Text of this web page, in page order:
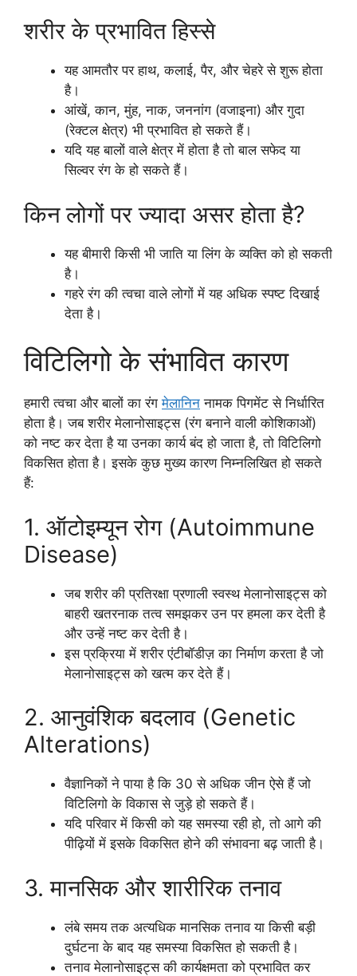
शरीर के प्रभावित हिस्से
यह आमतौर पर हाथ, कलाई, पैर, और चेहरे से शुरू होता
है।
आंखें, कान, मुंह, नाक, जननांग (वजाइना) और गुदा
(रेक्टल क्षेत्र) भी प्रभावित हो सकते हैं।
यदि यह बालों वाले क्षेत्र में होता है तो बाल सफेद या
सिल्वर रंग के हो सकते हैं।
किन लोगों पर ज्यादा असर होता है?
यह बीमारी किसी भी जाति या लिंग के व्यक्ति को हो सकती
है।
गहरे रंग की त्वचा वाले लोगों में यह अधिक स्पष्ट दिखाई
देता है।
विटिलिगो के संभावित कारण
हमारी त्वचा और बालों का रंगमेलानिन नामक पिगमेंट से निर्धारित
होता है। जब शरीर मेलानोसाइट्स (रंग बनाने वाली कोशिकाओं)
को नष्ट कर देता है या उनका कार्य बंद हो जाता है, तो विटिलिगो
विकसित होता है। इसके कुछ मुख्य कारण निम्नलिखित हो सकते
हैं:
1. ऑटोइम्यून रोग (Autoimmune
Disease)
जब शरीर की प्रतिरक्षा प्रणाली स्वस्थ मेलानोसाइट्स को
बाहरी खतरनाक तत्व समझकर उन पर हमला कर देती है
और उन्हें नष्ट कर देती है।
इस प्रक्रिया में शरीर एंटीबॉडीज़ का निर्माण करता है जो
मेलानोसाइट्स को खत्म कर देते हैं।
2. आनुवंशिक बदलाव (Genetic
Alterations)
वैज्ञानिकों ने पाया है कि 30 से अधिक जीन ऐसे हैं जो
विटिलिगो के विकास से जुड़े हो सकते हैं।
यदि परिवार में किसी को यह समस्या रही हो, तो आगे की
पीढ़ियों में इसके विकसित होने की संभावना बढ़ जाती है।
3. मानसिक और शारीरिक तनाव
लंबे समय तक अत्यधिक मानसिक तनाव या किसी बड़ी
दुर्घटना के बाद यह समस्या विकसित हो सकती है।
तनाव मेलानोसाइट्स की कार्यक्षमता को प्रभावित कर